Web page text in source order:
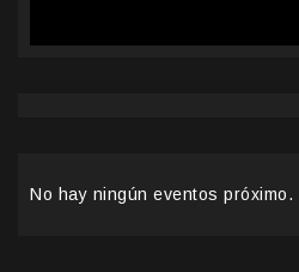
No hay ningún eventos próximo.